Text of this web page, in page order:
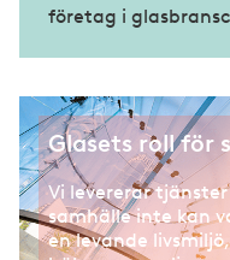
företag i
Glasets roll för
Vi levererar
samhälle inte kan
en levande